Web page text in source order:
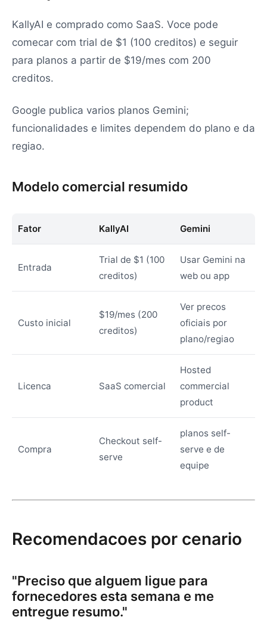
KallyAI e comprado como SaaS. Voce pode
comecar com trial de $1 (100 creditos) e seguir
para planos a partir de $19/mes com 200
creditos.
Google publica varios planos Gemini;
funcionalidades e limites dependem do plano e da
regiao.
Modelo comercial resumido
Fator KallyAI Gemini
Entrada
Trial de $1 (100
creditos)
Usar Gemini na
web ou app
Custo inicial
$19/mes (200
creditos)
Ver precos
oficiais por
plano/regiao
Licenca SaaS comercial
Hosted
commercial
product
Compra
Checkout self-
serve
planos self-
serve e de
equipe
Recomendacoes por cenario
"Preciso que alguem ligue para
fornecedores esta semana e me
entregue resumo."